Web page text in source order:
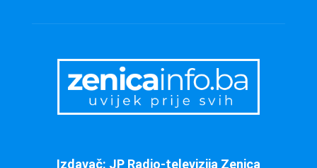
Izdavač: JP Radio-televizija Zenica